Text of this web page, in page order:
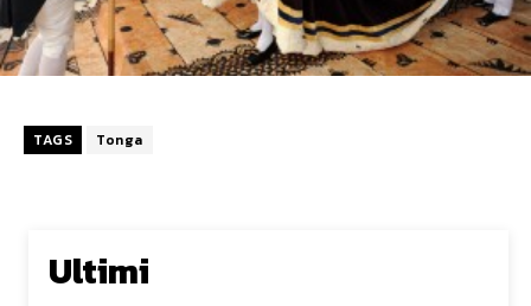
TAGS Tonga
Ultimi